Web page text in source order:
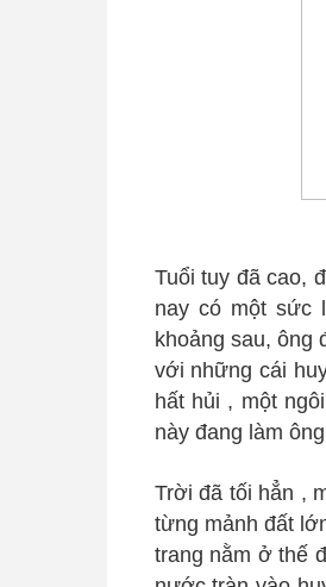
Tuổi tuy đã cao,
nay có một sức
khoảng sau, ông
với những cái
hất hủi , một
này đang làm
Trời đã tối hẳn ,
từng mảnh đất
trang nằm ở thế